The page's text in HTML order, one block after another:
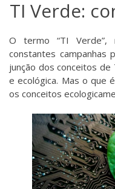
TI Verde:
O termo “TI Verde”,
constantes campanhas
junção dos conceitos
e ecológica. Mas o que
os conceitos